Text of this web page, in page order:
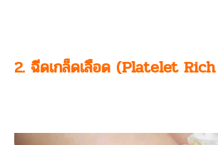
2. ฉีดเกล็ดเลือด (Platelet